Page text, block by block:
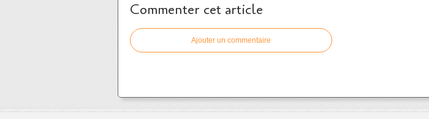
Commenter cet article
Ajouter un commentaire